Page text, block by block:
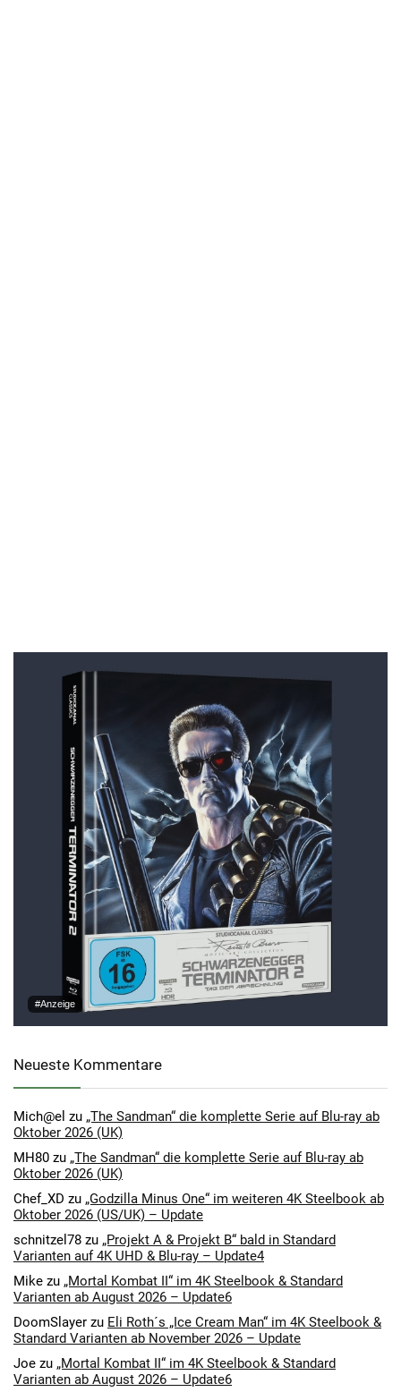
#Anzeige
Neueste Kommentare
Mich@el zu „The Sandman“ die komplette Serie auf Blu-ray ab
Oktober 2026 (UK)
MH80 zu „The Sandman“ die komplette Serie auf Blu-ray ab
Oktober 2026 (UK)
Chef_XD zu „Godzilla Minus One“ im weiteren 4K Steelbook ab
Oktober 2026 (US/UK) – Update
schnitzel78 zu „Projekt A & Projekt B“ bald in Standard
Varianten auf 4K UHD & Blu-ray – Update4
Mike zu „Mortal Kombat II“ im 4K Steelbook & Standard
Varianten ab August 2026 – Update6
DoomSlayer zu Eli Roth´s „Ice Cream Man“ im 4K Steelbook &
Standard Varianten ab November 2026 – Update
Joe zu „Mortal Kombat II“ im 4K Steelbook & Standard
Varianten ab August 2026 – Update6